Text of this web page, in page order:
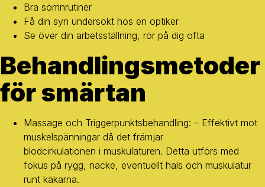
Bra sömnrutiner
Få din syn undersökt hos en optiker
Se över din arbetsställning, rör på dig ofta
Behandlingsmetoder
för smärtan
Massage och Triggerpunktsbehandling: – Effektivt mot
muskelspänningar då det främjar
blodcirkulationen i muskulaturen. Detta utförs med
fokus på rygg, nacke, eventuellt hals och muskulatur
runt käkarna.